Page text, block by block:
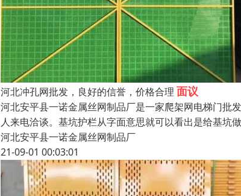
河北冲孔网批发，良好的信誉，价格合理 面议
河北安平县一诺金属丝网制品厂是一家爬架网电梯门批
人来电洽谈。基坑护栏从字面意思就可以看出是给基坑
河北安平县一诺金属丝网制品厂
21-09-01 00:03:01